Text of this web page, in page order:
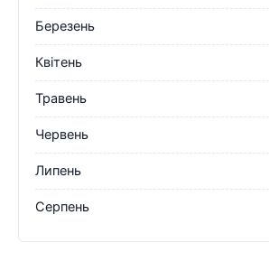
Березень
Квітень
Травень
Червень
Липень
Серпень